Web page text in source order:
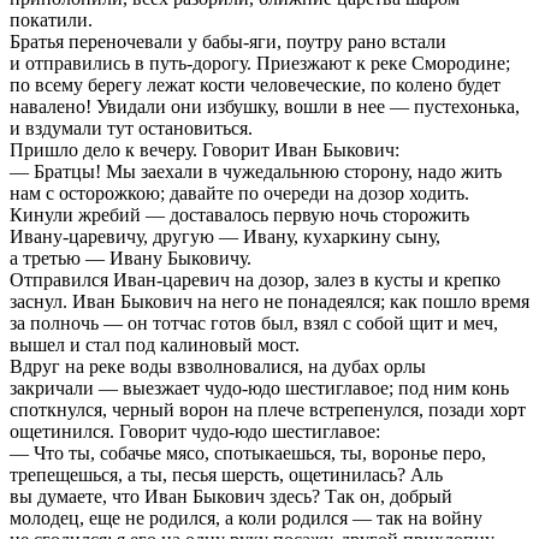
покатили.
Братья переночевали у бабы-яги, поутру рано встали
и отправились в путь-дорогу. Приезжают к реке Смородине;
по всему берегу лежат кости человеческие, по колено будет
навалено! Увидали они избушку, вошли в нее — пустехонька,
и вздумали тут остановиться.
Пришло дело к вечеру. Говорит Иван Быкович:
— Братцы! Мы заехали в чужедальнюю сторону, надо жить
нам с осторожкою; давайте по очереди на дозор ходить.
Кинули жребий — доставалось первую ночь сторожить
Ивану-царевичу, другую — Ивану, кухаркину сыну,
а третью — Ивану Быковичу.
Отправился Иван-царевич на дозор, залез в кусты и крепко
заснул. Иван Быкович на него не понадеялся; как пошло время
за полночь — он тотчас готов был, взял с собой щит и меч,
вышел и стал под калиновый мост.
Вдруг на реке воды взволновалися, на дубах орлы
закричали — выезжает чудо-юдо шестиглавое; под ним конь
споткнулся, черный ворон на плече встрепенулся, позади хорт
ощетинился. Говорит чудо-юдо шестиглавое:
— Что ты, собачье мясо, спотыкаешься, ты, воронье перо,
трепещешься, а ты, песья шерсть, ощетинилась? Аль
вы думаете, что Иван Быкович здесь? Так он, добрый
молодец, еще не родился, а коли родился — так на войну